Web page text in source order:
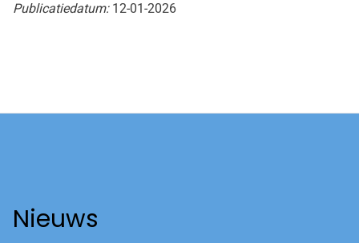
Publicatiedatum: 12-01-2026
Nieuws